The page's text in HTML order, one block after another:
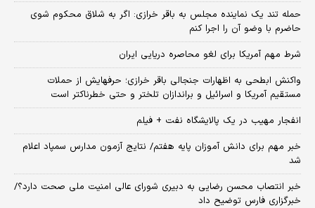
حمله تند یک نماینده مجلس به باقر خرازی: اگر به شلاق محکوم شوی
حاضرم با وضو آن را اجرا کنم
شرط مهم آمریکا برای لغو محاصره دریایی ایران
واکنش ابطحی به اظهارات جنجالی باقر خرازی؛ حرفهایش از حملات
مستقیم آمریکا و اسرائیل و براندازان تلختر و حتی خطرناکتر است
انفجار مهیب در یک پالایشگاه نفت + فیلم
خبر مهم برای دانش آموزان پایه هفتم/ نتایج آزمون مدارس سمپاد اعلام
شد
خبر انتصاب محسن رضایی به دبیری شورای عالی امنیت ملی صحت دارد؟/
خبرگزاری فارس توضیح داد